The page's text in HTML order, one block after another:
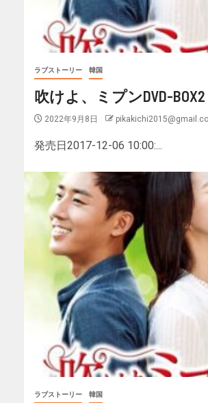
ラブストーリー 韓国
吹けよ、ミプンDVD-BOX2
2022年9月8日
発売日2017-12-06 10:00:...
ラブストーリー 韓国